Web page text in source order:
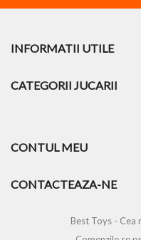
INFORMATII UTILE
CATEGORII JUCARII
CONTUL MEU
CONTACTEAZA-NE
Best Toys - Cea